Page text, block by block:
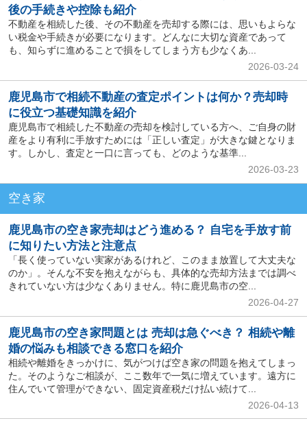
後の手続きや控除も紹介
不動産を相続した後、その不動産を売却する際には、思いもよらな
い税金や手続きが必要になります。どんなに大切な資産であって
も、知らずに進めることで損をしてしまう方も少なくあ...
2026-03-24
鹿児島市で相続不動産の査定ポイントは何か？売却時
に役立つ基礎知識を紹介
鹿児島市で相続した不動産の売却を検討している方へ、ご自身の財
産をより有利に手放すためには「正しい査定」が大きな鍵となりま
す。しかし、査定と一口に言っても、どのような基準...
2026-03-23
空き家
鹿児島市の空き家売却はどう進める？ 自宅を手放す前
に知りたい方法と注意点
「長く使っていない実家があるけれど、このまま放置して大丈夫な
のか」。そんな不安を抱えながらも、具体的な売却方法までは調べ
きれていない方は少なくありません。特に鹿児島市の空...
2026-04-27
鹿児島市の空き家問題とは 売却は急ぐべき？ 相続や離
婚の悩みも相談できる窓口を紹介
相続や離婚をきっかけに、気がつけば空き家の問題を抱えてしまっ
た。そのようなご相談が、ここ数年で一気に増えています。遠方に
住んでいて管理ができない、固定資産税だけ払い続けて...
2026-04-13